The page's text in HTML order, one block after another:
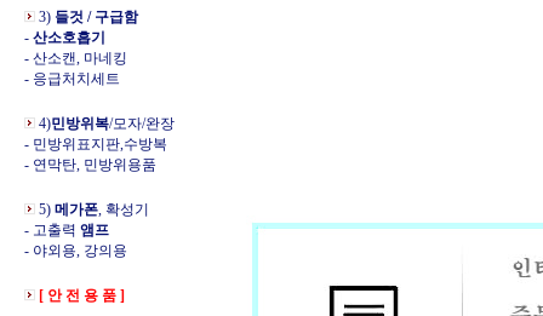
3) 들것 / 구급함
- 산소호흡기
- 산소캔, 마네킹
- 응급처치세트
4)민방위복/모자/완장
- 민방위표지판,수방복
- 연막탄, 민방위용품
5) 메가폰, 확성기
- 고출력 앰프
- 야외용, 강의용
[ 안 전 용 품 ]